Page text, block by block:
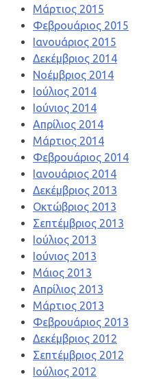
Μάρτιος 2015
Φεβρουάριος 2015
Ιανουάριος 2015
Δεκέμβριος 2014
Νοέμβριος 2014
Ιούλιος 2014
Ιούνιος 2014
Απρίλιος 2014
Μάρτιος 2014
Φεβρουάριος 2014
Ιανουάριος 2014
Δεκέμβριος 2013
Οκτώβριος 2013
Σεπτέμβριος 2013
Ιούλιος 2013
Ιούνιος 2013
Μάιος 2013
Απρίλιος 2013
Μάρτιος 2013
Φεβρουάριος 2013
Δεκέμβριος 2012
Σεπτέμβριος 2012
Ιούλιος 2012